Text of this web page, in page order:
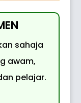
sahaja
awam,
pelajar.